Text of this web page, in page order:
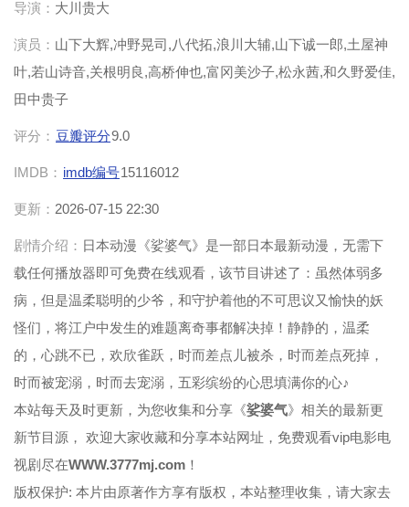
导演： 大川贵大
演员： 山下大辉,冲野晃司,八代拓,浪川大辅,山下诚一郎,土屋神
叶,若山诗音,关根明良,高桥伸也,富冈美沙子,松永茜,和久野爱佳,
田中贵子
评分： 豆瓣评分9.0
IMDB： imdb编号15116012
更新： 2026-07-15 22:30
剧情介绍： 日本动漫《娑婆气》是一部日本最新动漫，无需下
载任何播放器即可免费在线观看，该节目讲述了：虽然体弱多
病，但是温柔聪明的少爷，和守护着他的不可思议又愉快的妖
怪们，将江户中发生的难题离奇事都解决掉！静静的，温柔
的，心跳不已，欢欣雀跃，时而差点儿被杀，时而差点死掉，
时而被宠溺，时而去宠溺，五彩缤纷的心思填满你的心♪
本站每天及时更新，为您收集和分享《娑婆气》相关的最新更
新节目源， 欢迎大家收藏和分享本站网址，免费观看vip电影电
视剧尽在WWW.3777mj.com ！
版权保护: 本片由原著作方享有版权，本站整理收集，请大家去